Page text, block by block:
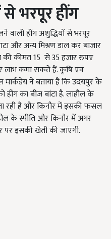
से भरपूर हींग
वाली हींग अशुद्धियों से भरपूर
और अन्य मिश्रण डाल कर बाजार
की कीमत 15 से 35 हजार रुपए
लाभ कमा सकते हैं. कृषि एवं
मार्कंडेय ने बताया है कि उदयपुर के
हींग का बीज बांटा है. लाहौल के
रही है और किनौर में इसकी फसल
के स्पीति और किनौर में अगर
इसकी खेती की जाएगी.